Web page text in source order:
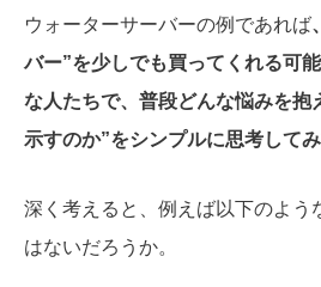
ウォーターサーバーの例であれば
バー”を少しでも買ってくれる可
な人たちで、普段どんな悩みを抱
示すのか”をシンプルに思考して
深く考えると、例えば以下のよう
はないだろうか。